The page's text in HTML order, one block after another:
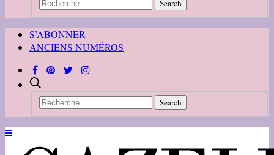
S’ABONNER
ANCIENS NUMÉROS